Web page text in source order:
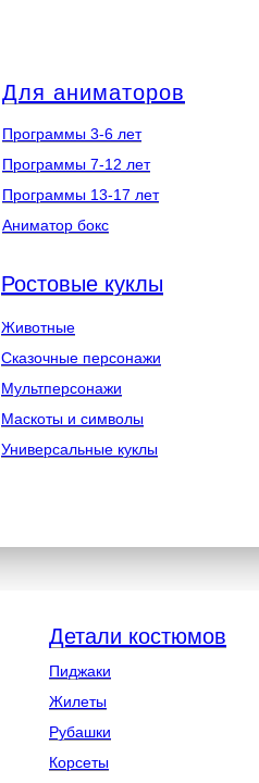
Программы 3-6 лет
Программы 7-12 лет
Программы 13-17 лет
Аниматор бокс
Ростовые куклы
Животные
Сказочные персонажи
Мультперсонажи
Маскоты и символы
Универсальные куклы
Для аниматоров
Пиджаки
Жилеты
Рубашки
Корсеты
Детали костюмов